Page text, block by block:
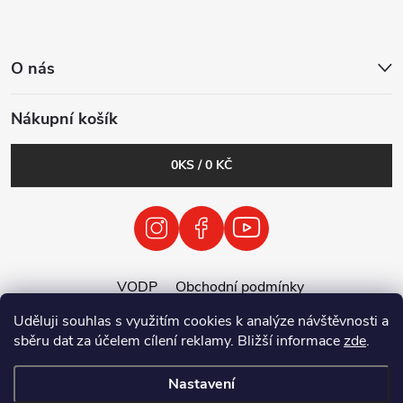
Uděluji souhlas s využitím cookies k analýze návštěvnosti a
sběru dat za účelem cílení reklamy. Bližší informacezde.
Nastavení
O nás
Nákupní košík
0KS /0 KČ
VODP
Obchodní podmínky
Zásady zpracování osobních údajů
Zpětný odběr vysloužilých elektrozařízení / baterií